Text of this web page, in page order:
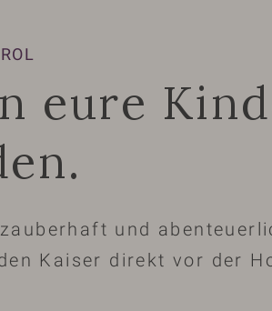
eure
und
Kaiser direkt vor der